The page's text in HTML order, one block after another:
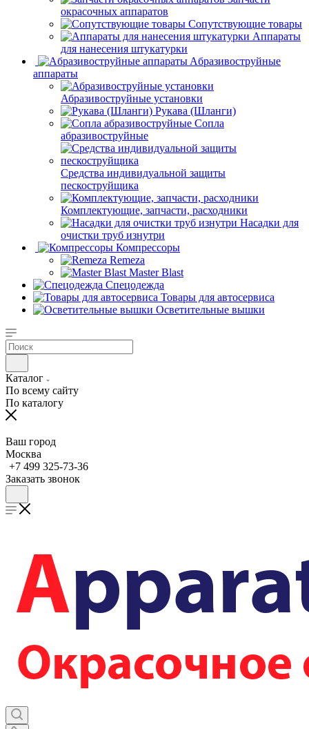
окрасочных аппаратов
Сопутствующие товары
Аппараты
для нанесения штукатурки
Aбразивоструйные
аппараты
Абразивоструйные установки
Рукава (Шланги)
Сопла
абразивоструйные
Средства индивидуальной защиты
пескоструйщика
Комплектующие, запчасти, расходники
Насадки для
очистки труб изнутри
Компрессоры
Remeza
Master Blast
Спецодежда
Товары для автосервиса
Осветительные вышки
Каталог
По всему сайту
По каталогу
Ваш город
Москва
+7 499 325-73-36
Заказать звонок